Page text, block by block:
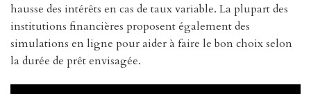
hausse des intérêts en cas de taux variable. La plupart des
institutions financières proposent également des
simulations en ligne pour aider à faire le bon choix selon
la durée de prêt envisagée.